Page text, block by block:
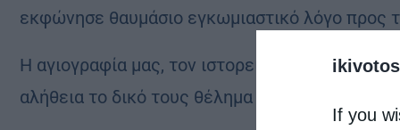
If you
εκφώνησε θαυμάσιο εγκωμιαστικό λόγο προς
Η αγιογραφία μας, τον ιστορεί ότι άνηκε στην
αλήθεια το δικό τους θέλημα και κουβαλάνε